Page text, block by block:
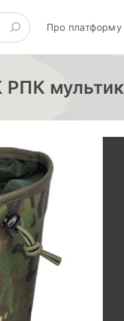
Про платформу